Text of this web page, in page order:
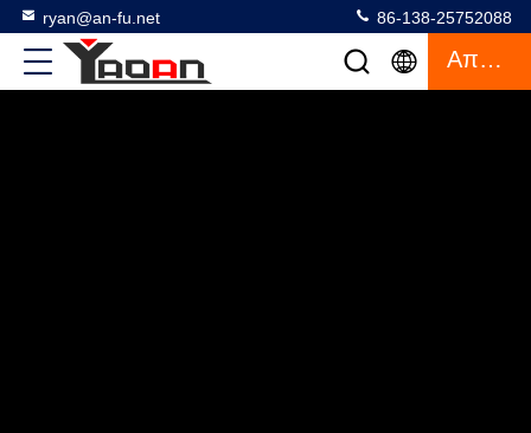
ryan@an-fu.net 86-138-25752088
Απόσπασμα